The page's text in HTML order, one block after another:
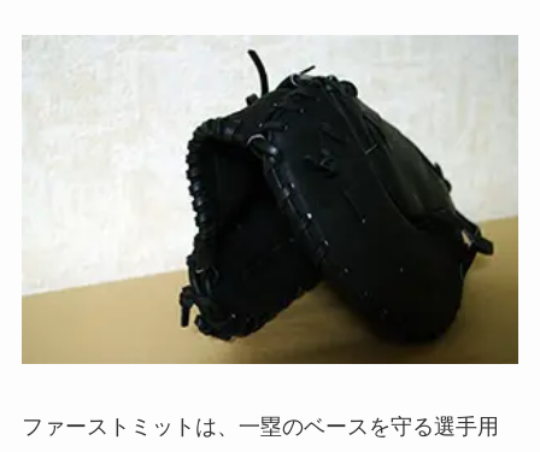
ファーストミットは、一塁のベースを守る選手用